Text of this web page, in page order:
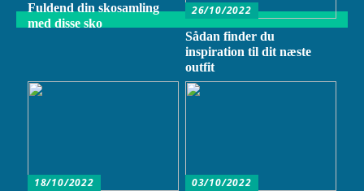
Fuldend din skosamling
med disse sko
26/10/2022
Sådan finder du
inspiration til dit næste
outfit
18/10/2022
03/10/2022